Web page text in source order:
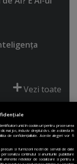
Vezi toate
ACORD COOKIE
SITE
ECHIPA
ARHIVA
unici în cookie-uri pentru procesarea
mai jos, inclusiv dreptul dvs. de a obiecta în
de confidențialitate. Aceste alegeri vor fi
precum si furnizorii nostri de servicii de date
continutul si anunturile publicitare
aferente retelelor de socializare si pentru a